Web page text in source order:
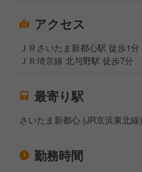
アクセス
ＪＲさいたま新都心駅 徒歩1分
ＪＲ埼京線 北与野駅 徒歩7分
最寄り駅
さいたま新都心 (JR京浜東北線)
勤務時間